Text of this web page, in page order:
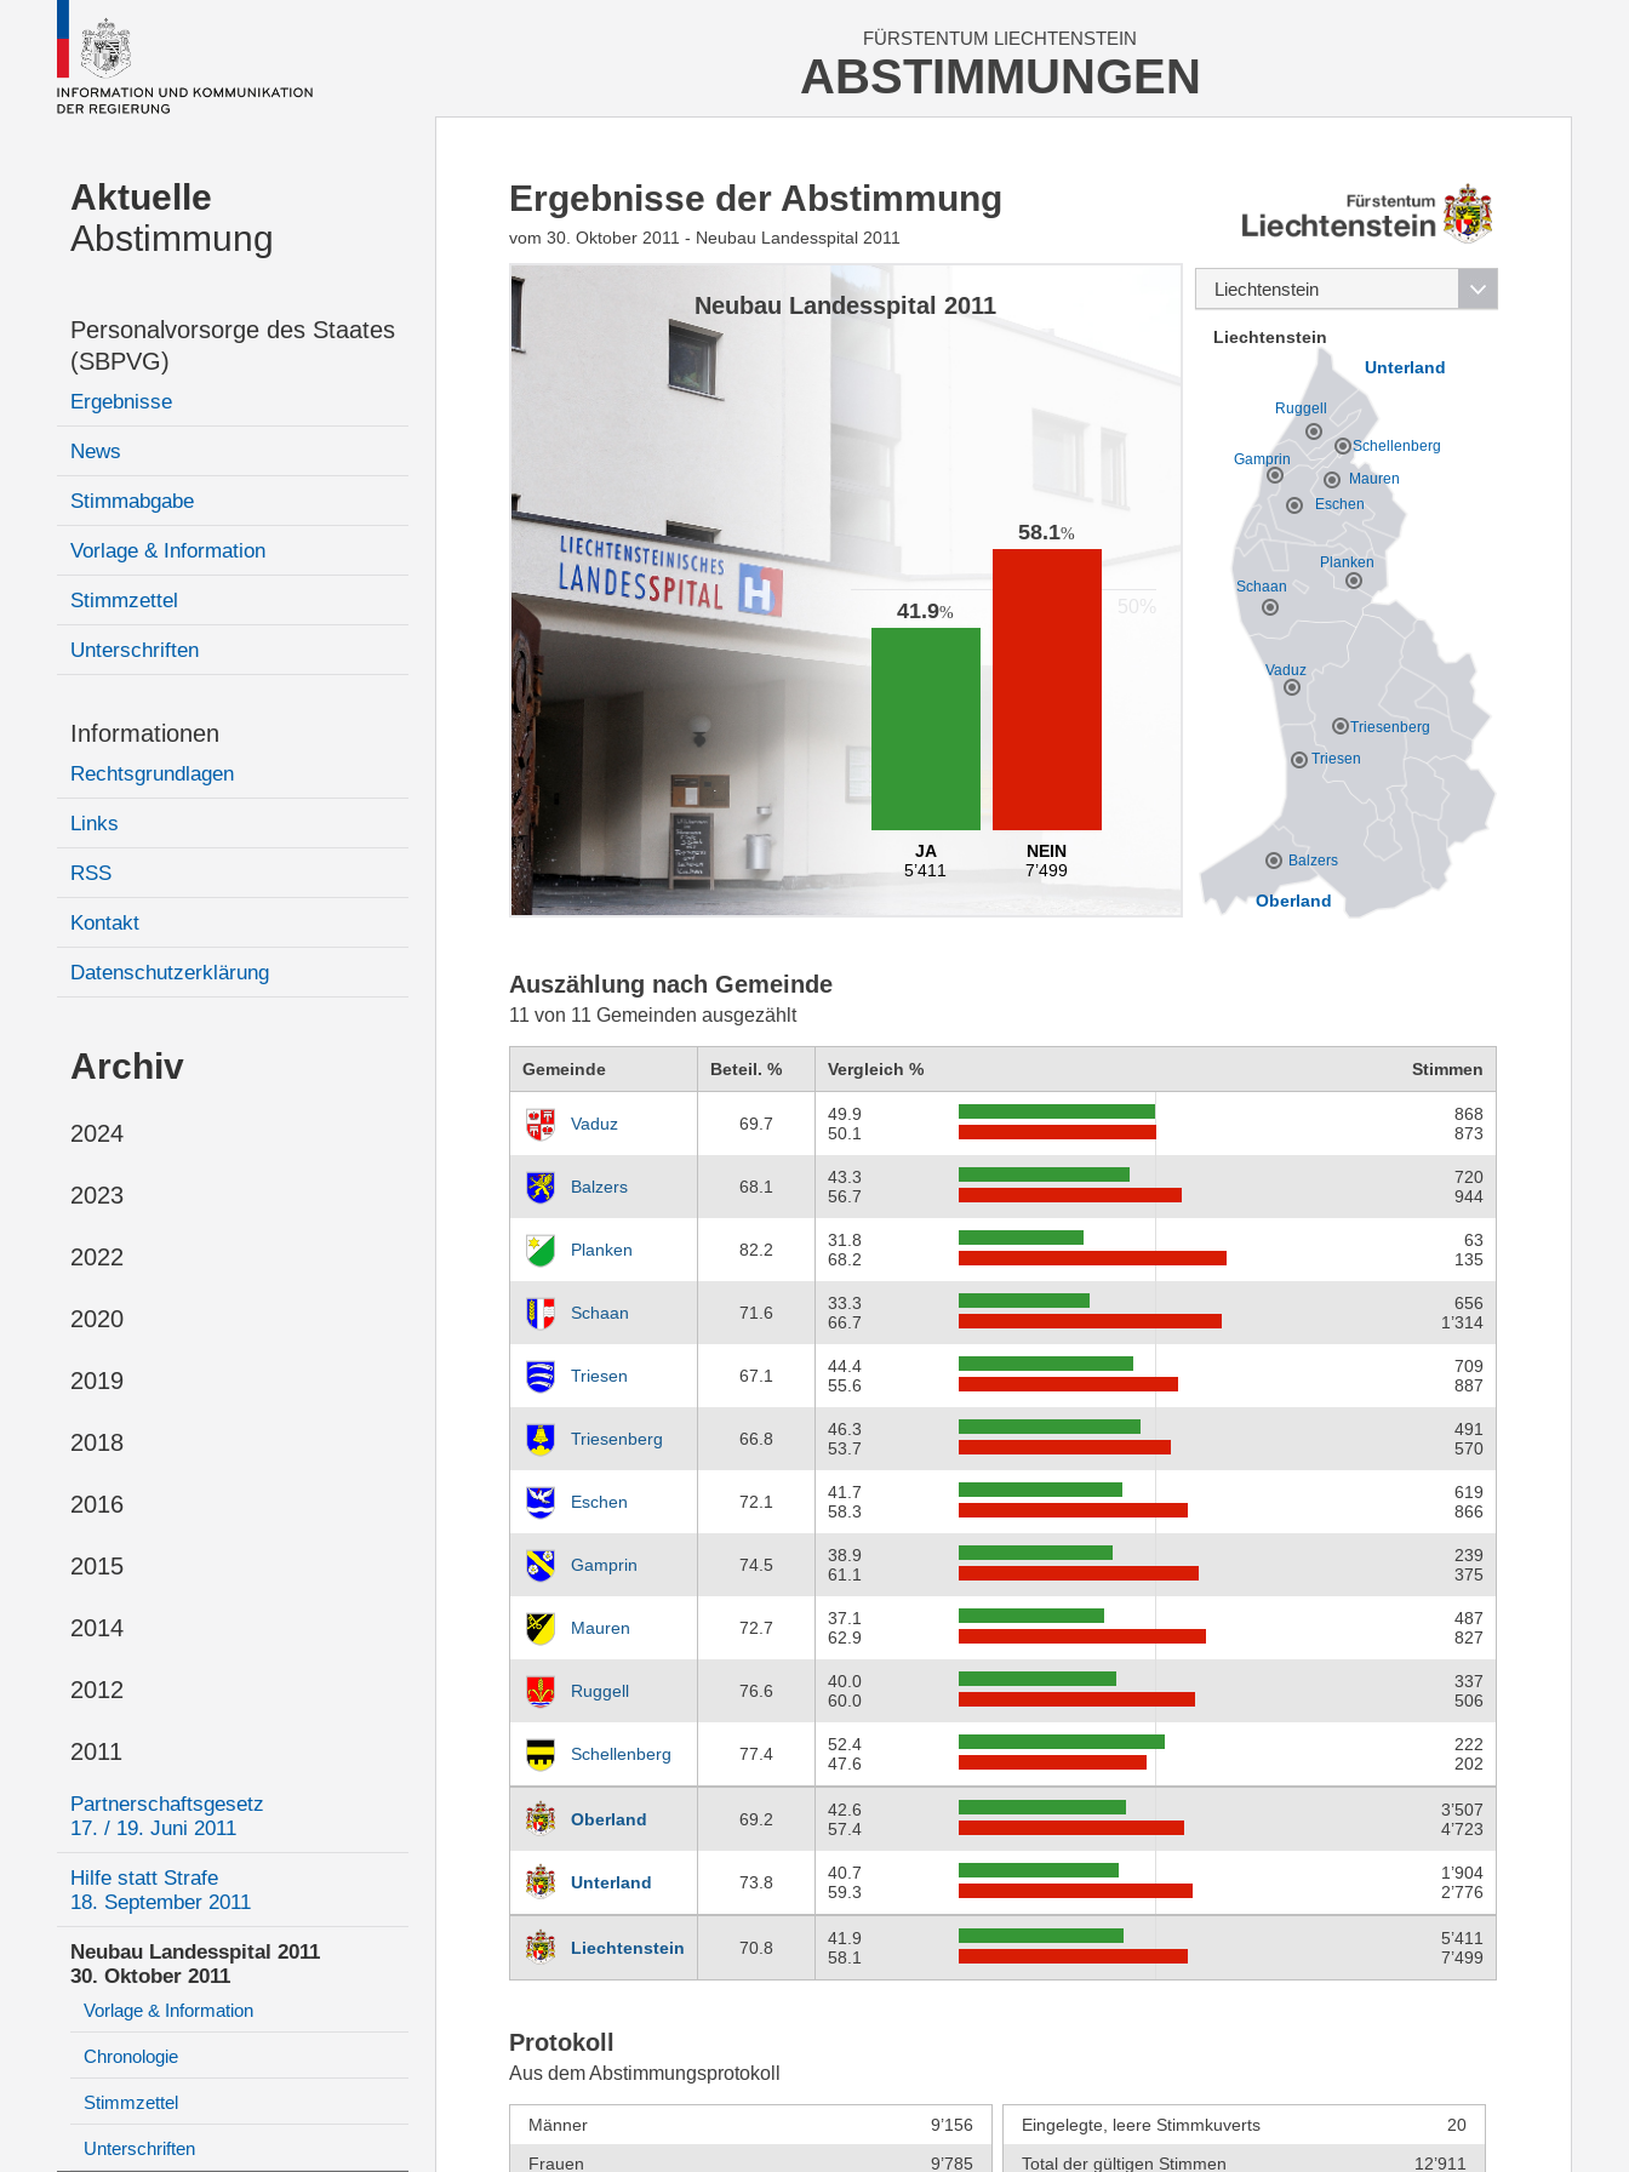
FÜRSTENTUM LIECHTENSTEIN
ABSTIMMUNGEN
Aktuelle
Abstimmung
Personalvorsorge des Staates
(SBPVG)
Ergebnisse
News
Stimmabgabe
Vorlage & Information
Stimmzettel
Unterschriften
Informationen
Rechtsgrundlagen
Links
RSS
Kontakt
Datenschutzerklärung
Archiv
2024
2023
2022
2020
2019
2018
2016
2015
2014
2012
2011
Partnerschaftsgesetz
17. / 19. Juni 2011
Hilfe statt Strafe
18. September 2011
Neubau Landesspital 2011
30. Oktober 2011
Vorlage & Information
Chronologie
Stimmzettel
Unterschriften
Vaduz
Balzers
Planken
Schaan
Triesen
Triesenberg
Eschen
Gamprin
Mauren
Ruggell
Schellenberg
Oberland
Unterland
Liechtenstein
Ergebnisse der Abstimmung
vom 30. Oktober 2011 - Neubau Landesspital 2011
Neubau Landesspital 2011
41.9%
JA
5’411
58.1%
NEIN
7’499
Auszählung nach Gemeinde
11 von 11 Gemeinden ausgezählt
Gemeinde Beteil. % Vergleich % Stimmen
Vaduz 69.7
49.9
50.1
868
873
Balzers 68.1
43.3
56.7
720
944
Planken 82.2
31.8
68.2
63
135
Schaan 71.6
33.3
66.7
656
1’314
Triesen 67.1
44.4
55.6
709
887
Triesenberg 66.8
46.3
53.7
491
570
Eschen 72.1
41.7
58.3
619
866
Gamprin 74.5
38.9
61.1
239
375
Mauren 72.7
37.1
62.9
487
827
Ruggell 76.6
40.0
60.0
337
506
Schellenberg 77.4
52.4
47.6
222
202
Oberland 69.2
42.6
57.4
3’507
4’723
Unterland 73.8
40.7
59.3
1’904
2’776
Liechtenstein 70.8
41.9
58.1
5’411
7’499
Protokoll
Aus dem Abstimmungsprotokoll
Männer
9’156
Frauen
9’785
Eingelegte, leere Stimmkuverts
20
Total der gültigen Stimmen
12’911